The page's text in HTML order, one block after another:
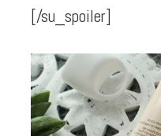
[/su_spoiler]